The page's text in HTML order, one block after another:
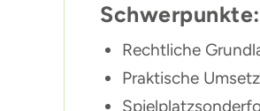
Schwerpunkte:
Rechtliche
Praktische